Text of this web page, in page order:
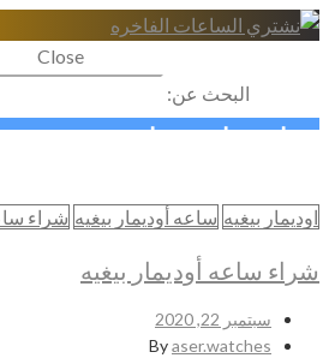
Close
البحث عن:
ساعة اوديماربيجيه
Home
شراء الساعات السويسرية الاصلية
ساعة اوديماربيجيه ذهب للبيع
اوديمار بيغيه ساعه أوديمار بيغيه شراء
شراء ساعه أوديمار بيغيه
سبتمبر 22, 2020
Byaser.watches